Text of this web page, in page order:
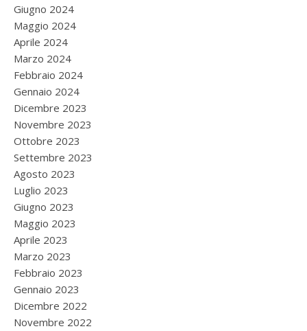
Giugno 2024
Maggio 2024
Aprile 2024
Marzo 2024
Febbraio 2024
Gennaio 2024
Dicembre 2023
Novembre 2023
Ottobre 2023
Settembre 2023
Agosto 2023
Luglio 2023
Giugno 2023
Maggio 2023
Aprile 2023
Marzo 2023
Febbraio 2023
Gennaio 2023
Dicembre 2022
Novembre 2022